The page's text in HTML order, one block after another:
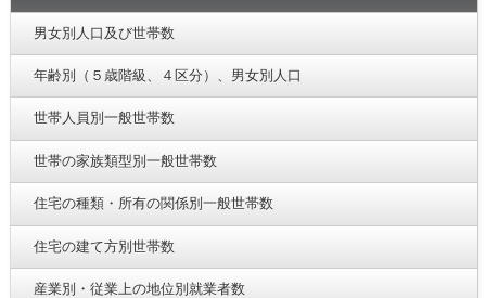
男女別人口及び世帯数
年齢別（５歳階級、４区分）、男女別人口
世帯人員別一般世帯数
世帯の家族類型別一般世帯数
住宅の種類・所有の関係別一般世帯数
住宅の建て方別世帯数
産業別・従業上の地位別就業者数